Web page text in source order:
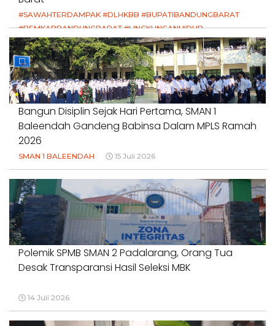
#SAWAHTERDAMPAK #DLHKBB #BUPATIBANDUNGBARAT
#PEMKABBANDUNGBARAT #LINGKUNGANHIDUP
#HAKPETANI #KEADILANUNTUKPETANI
#NORMALISASISALURAN #IRIGASIRUSAK
#DUGAANPENCEMARAN #AKUNTABILITASPEMERINTAH
18 Juli 2026
Bangun Disiplin Sejak Hari Pertama, SMAN 1
Baleendah Gandeng Babinsa Dalam MPLS Ramah
2026
SMAN 1 BALEENDAH 15 Juli 2026
Polemik SPMB SMAN 2 Padalarang, Orang Tua
Desak Transparansi Hasil Seleksi MBK
14 Juli 2026